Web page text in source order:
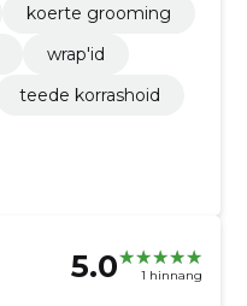
koerte grooming
wrap'id
teede korrashoid
5.0 1 hinnang